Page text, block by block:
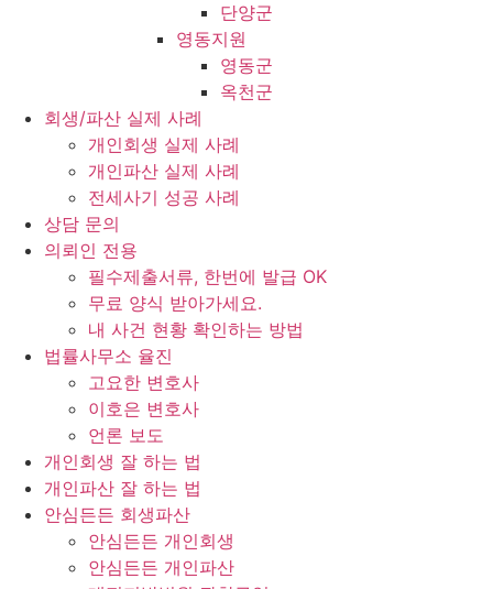
단양군
영동지원
영동군
옥천군
회생/파산 실제 사례
개인회생 실제 사례
개인파산 실제 사례
전세사기 성공 사례
상담 문의
의뢰인 전용
필수제출서류, 한번에 발급 OK
무료 양식 받아가세요.
내 사건 현황 확인하는 방법
법률사무소 율진
고요한 변호사
이호은 변호사
언론 보도
개인회생 잘 하는 법
개인파산 잘 하는 법
안심든든 회생파산
안심든든 개인회생
안심든든 개인파산